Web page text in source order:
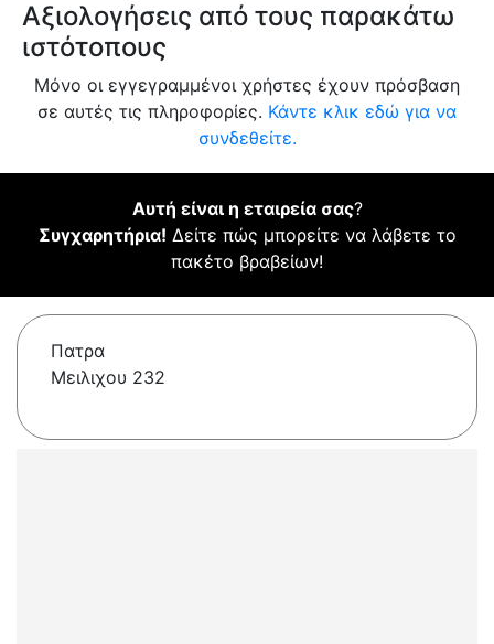
Αξιολογήσεις από τους παρακάτω
ιστότοπους
Μόνο οι εγγεγραμμένοι χρήστες έχουν πρόσβαση
σε αυτές τις πληροφορίες. Κάντε κλικ εδώ για να
συνδεθείτε.
Αυτή είναι η εταιρεία σας?
Συγχαρητήρια! Δείτε πώς μπορείτε να λάβετε το
πακέτο βραβείων!
Πατρα
Μειλιχου 232